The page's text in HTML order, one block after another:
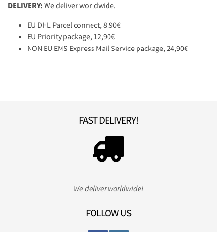
DELIVERY: We deliver worldwide.
EU DHL Parcel connect, 8,90€
EU Priority package, 12,90€
NON EU EMS Express Mail Service package, 24,90€
FAST DELIVERY!
We deliver worldwide!
FOLLOW US